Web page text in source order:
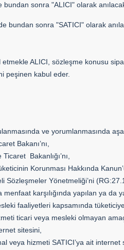
bundan sonra "ALICI" olarak
bundan sonra "SATICI" olarak
ALICI, sözleşme konusu
peşinen kabul eder.
ve yorumlanmasında
Bakanı’nı,
Bakanlığı’nı,
Korunması Hakkında
Sözleşmeler Yönetmeliği’ni
karşılığında yapılan ya da
faaliyetleri kapsamında
ticari veya mesleki olmayan
sitesini,
veya hizmeti SATICI’ya ait